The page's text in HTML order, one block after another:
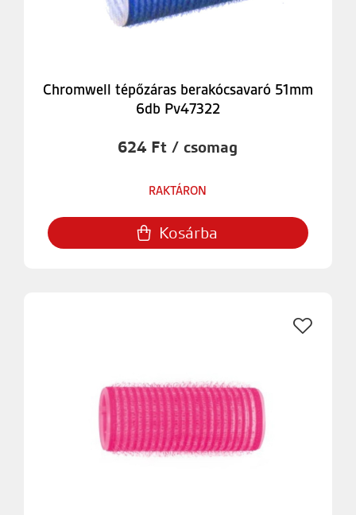
Chromwell tépőzáras berakócsavaró 51mm
6db Pv47322
624 Ft / csomag
RAKTÁRON
Kosárba